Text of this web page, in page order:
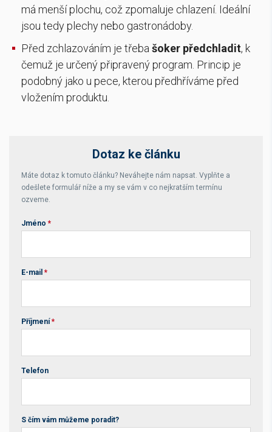
má menší plochu, což zpomaluje chlazení. Ideální
jsou tedy plechy nebo gastronádoby.
Před zchlazováním je třeba šoker předchladit, k
čemuž je určený připravený program. Princip je
podobný jako u pece, kterou předhříváme před
vložením produktu.
Dotaz ke článku
Máte dotaz k tomuto článku? Neváhejte nám napsat. Vyplňte a
odešlete formulář níže a my se vám v co nejkratším termínu
ozveme.
Jméno *
E-mail *
Příjmení*
Telefon
S čím vám můžeme poradit?